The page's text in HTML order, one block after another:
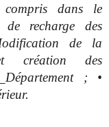
compris dans le
de recharge des
de la
création des
; •